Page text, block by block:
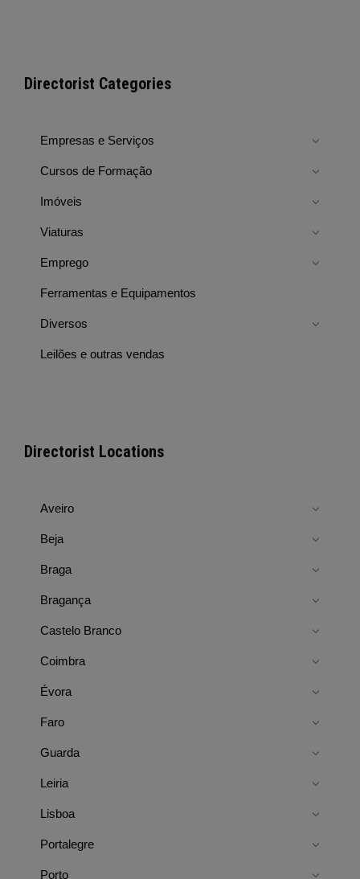
Directorist Categories
Empresas e Serviços
Cursos de Formação
Imóveis
Viaturas
Emprego
Ferramentas e Equipamentos
Diversos
Leilões e outras vendas
Directorist Locations
Aveiro
Beja
Braga
Bragança
Castelo Branco
Coimbra
Évora
Faro
Guarda
Leiria
Lisboa
Portalegre
Porto